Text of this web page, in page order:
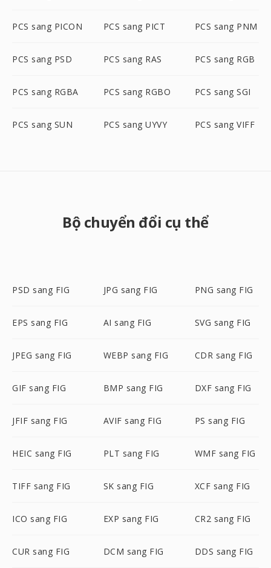
PCS sang PICON PCS sang PICT PCS sang PNM
PCS sang PSD PCS sang RAS PCS sang RGB
PCS sang RGBA PCS sang RGBO PCS sang SGI
PCS sang SUN PCS sang UYVY PCS sang VIFF
Bộ chuyển đổi cụ thể
PSD sang FIG JPG sang FIG PNG sang FIG
EPS sang FIG AI sang FIG SVG sang FIG
JPEG sang FIG WEBP sang FIG CDR sang FIG
GIF sang FIG BMP sang FIG DXF sang FIG
JFIF sang FIG AVIF sang FIG PS sang FIG
HEIC sang FIG PLT sang FIG WMF sang FIG
TIFF sang FIG SK sang FIG XCF sang FIG
ICO sang FIG EXP sang FIG CR2 sang FIG
CUR sang FIG DCM sang FIG DDS sang FIG